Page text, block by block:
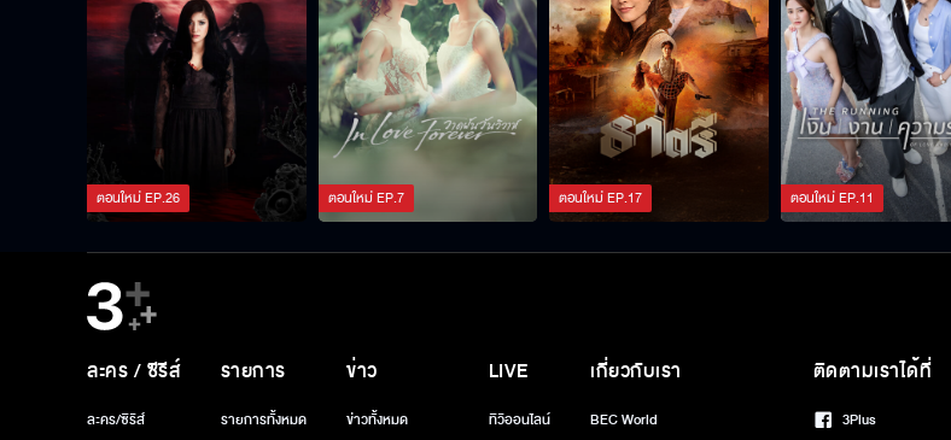
ตอนใหม่EP.26 ตอนใหม่EP.7 ตอนใหม่EP.17 ตอนใหม่EP.11
ละคร / ซีรีส์
ละคร/ซีรีส์
รายการ
รายการทั้งหมด
ข่าว
ข่าวทั้งหมด
LIVE
ทีวีออนไลน์
เกี่ยวกับเรา
BEC World
ติดตามเราได้ที่
3Plus